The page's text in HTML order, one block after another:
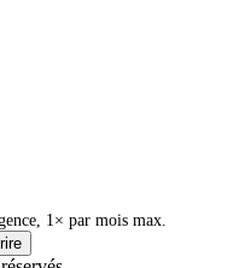
1× par mois max.